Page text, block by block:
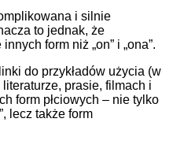
i silnie
to jednak, że
form niż „on” i „ona”.
do przykładów użycia (w
prasie, filmach i
form płciowych – nie tylko
lecz także form